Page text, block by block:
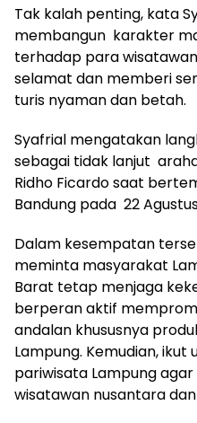
Tak kalah penting, kata
membangun karakter
terhadap para
selamat dan memberi
turis nyaman dan betah.
Syafrial mengatakan
sebagai tidak lanjut
Ridho Ficardo saat
Bandung pada 22
Dalam kesempatan
meminta masyarakat
Barat tetap menjaga
berperan aktif
andalan khususnya
Lampung. Kemudian,
pariwisata Lampung
wisatawan nusantara